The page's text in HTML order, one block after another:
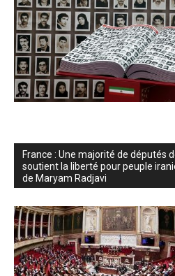
France : Une majorité de députés
soutient la liberté pour peuple
de Maryam Radjavi